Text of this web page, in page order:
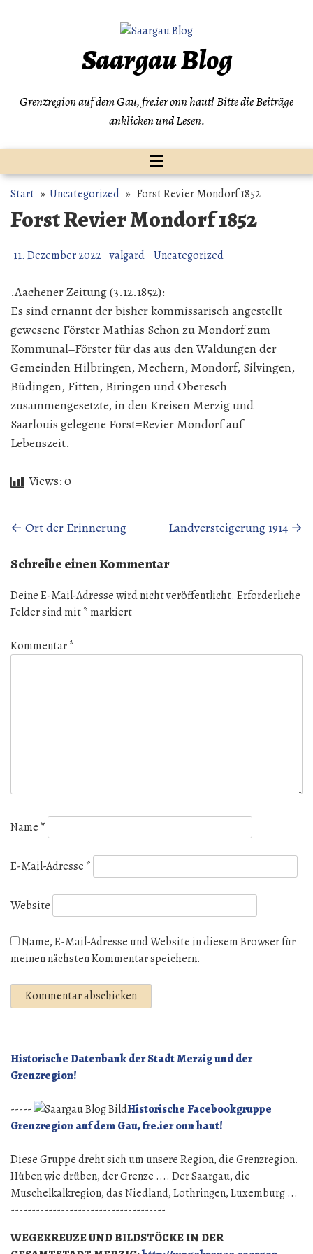
Saargau Blog
Grenzregion auf dem Gau, fre.ier onn haut! Bitte die Beiträge
anklicken und Lesen.
Start » Uncategorized » Forst Revier Mondorf 1852
Forst Revier Mondorf 1852
11. Dezember 2022 valgard Uncategorized
.Aachener Zeitung (3.12.1852):
Es sind ernannt der bisher kommissarisch angestellt
gewesene Förster Mathias Schon zu Mondorf zum
Kommunal=Förster für das aus den Waldungen der
Gemeinden Hilbringen, Mechern, Mondorf, Silvingen,
Büdingen, Fitten, Biringen und Oberesch
zusammengesetzte, in den Kreisen Merzig und
Saarlouis gelegene Forst=Revier Mondorf auf
Lebenszeit.
Views:0
Beitragsnavigation
← Ort der Erinnerung Landversteigerung 1914 →
Schreibe einen Kommentar
Deine E-Mail-Adresse wird nicht veröffentlicht. Erforderliche
Felder sind mit* markiert
Kommentar*
Name *
E-Mail-Adresse *
Website
Name, E-Mail-Adresse und Website in diesem Browser für
meinen nächsten Kommentar speichern.
Historische Datenbank der Stadt Merzig und der
Grenzregion!
-----
Historische Facebookgruppe
Grenzregion auf dem Gau, fre.ier onn haut!
Diese Gruppe dreht sich um unsere Region, die Grenzregion.
Hüben wie drüben, der Grenze .... Der Saargau, die
Muschelkalkregion, das Niedland, Lothringen, Luxemburg ...
-------------------------------------
WEGEKREUZE UND BILDSTÖCKE IN DER